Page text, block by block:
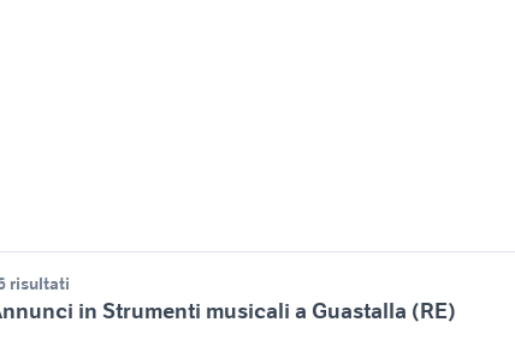
risultati
in Strumenti musicali a Guastalla (RE)